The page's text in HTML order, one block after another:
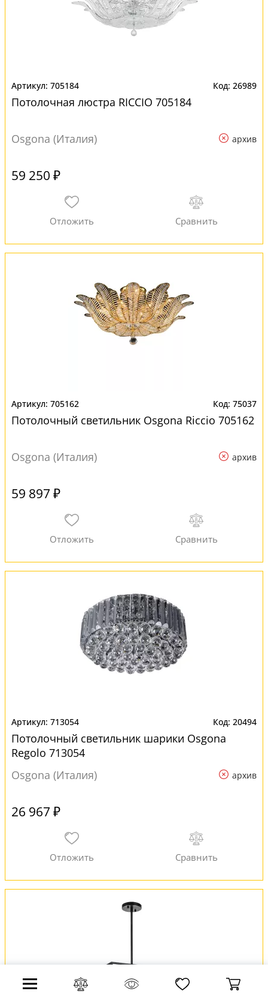
705184 26989
Потолочная люстра RICCIO 705184
Osgona (Италия) архив
59 250 ₽
705162 75037
Потолочный светильник Osgona Riccio 705162
Osgona (Италия) архив
59 897 ₽
713054 20494
Потолочный светильник шарики Osgona
Regolo 713054
Osgona (Италия)
архив
26 967 ₽